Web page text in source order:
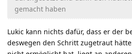
gemacht haben
Lukic kann nichts dafür, dass er der
deswegen den Schritt zugetraut